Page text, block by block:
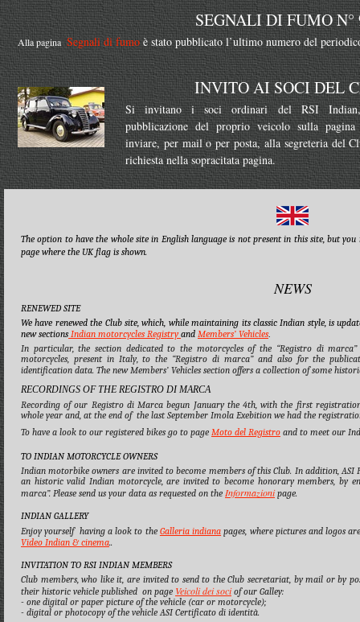
The option to have the whole site in English language is not present in this site, but
page where the UK flag is shown.
NEWS
RENEWED SITE
We have renewed the Club site, which, while maintaining its classic Indian style, is
new sections Indian motorcycles Registry and Members’ Vehicles.
In particular, the section dedicated to the motorcycles of the “Registro di
motorcycles, present in Italy, to the “Registro di marca” and also for the
identification data. The new Members’ Vehicles section offers a collection of some
RECORDINGS OF THE REGISTRO DI MARCA
Recording of our Registro di Marca begun January the 4th, with the first
whole year and, at the end of the last September Imola Exebition we had the
To have a look to our registered bikes go to page Moto del Registro and to meet our
TO INDIAN MOTORCYCLE OWNERS
Indian motorbike owners are invited to become members of this Club. In addition, ASI
an historic valid Indian motorcycle, are invited to become honorary members, by
marca”. Please send us your data as requested on the Informazionipage.
INDIAN GALLERY
Enjoy yourself having a look to the Galleria indiana pages, where pictures and logos
Video Indian & cinema..
INVITATION TO RSI INDIAN MEMBERS
Club members, who like it, are invited to send to the Club secretariat, by mail or by
their historic vehicle published on page Veicoli dei sociof our Galley:
- one digital or paper picture of the vehicle (car or motorcycle);
- digital or photocopy of the vehicle ASI Certificato di identità.
INVITO AI SOCI DEL
Si invitano i soci ordinari del RSI
pubblicazione del proprio veicolo sulla
inviare, per mail o per posta, alla segreteria del
richiesta nella sopracitata pagina.
SEGNALI DI FUMO N°
Alla pagina Segnali di fumoè stato pubblicato l’ultimo numero del